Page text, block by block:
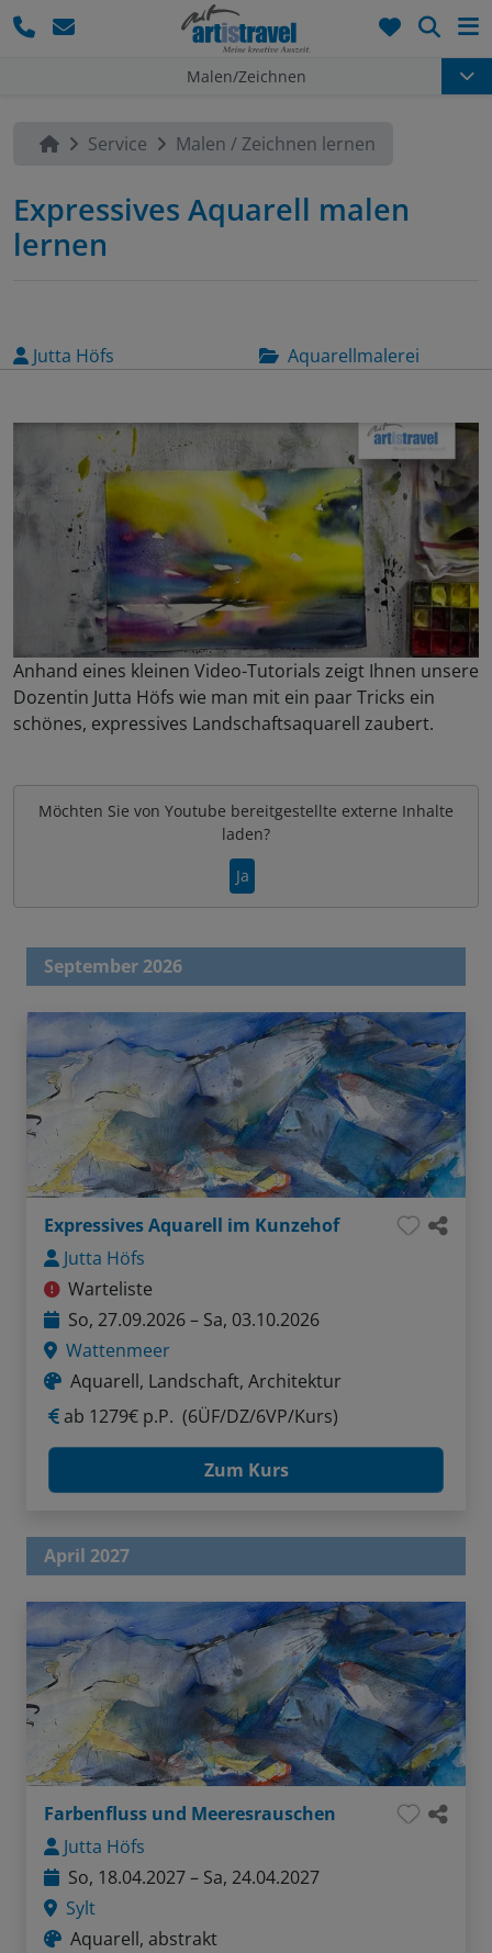
Malen/Zeichnen
Service Malen / Zeichnen lernen
Expressives Aquarell malen
lernen
Jutta Höfs Aquarellmalerei
Anhand eines kleinen Video-Tutorials zeigt Ihnen unsere
Dozentin Jutta Höfs wie man mit ein paar Tricks ein
schönes, expressives Landschaftsaquarell zaubert.
Möchten Sie von Youtube bereitgestellte externe Inhalte
laden?
Ja
September 2026
Expressives Aquarell im Kunzehof
Jutta Höfs
Warteliste
So, 27.09.2026 – Sa, 03.10.2026
Wattenmeer
Aquarell, Landschaft, Architektur
ab 1279€ p.P. (6ÜF/DZ/6VP/Kurs)
Zum Kurs
April 2027
Farbenfluss und Meeresrauschen
Jutta Höfs
So, 18.04.2027 – Sa, 24.04.2027
Sylt
Aquarell, abstrakt